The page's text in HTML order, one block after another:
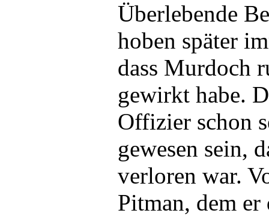
Überlebende
hoben später
dass Murdoch
gewirkt habe.
Offizier schon
gewesen sein,
verloren war.
Pitman, dem